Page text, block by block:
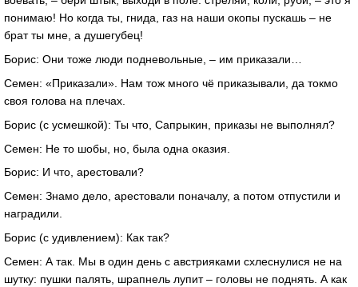
понимаю! Но когда ты, гнида, газ на наши окопы пускашь – не
брат ты мне, а душегубец!
Борис: Они тоже люди подневольные, – им приказали…
Семен: «Приказали». Нам тож много чё приказывали, да токмо
своя голова на плечах.
Борис (с усмешкой): Ты что, Сапрыкин, приказы не выполнял?
Семен: Не то шобы, но, была одна оказия.
Борис: И что, арестовали?
Семен: Знамо дело, арестовали поначалу, а потом отпустили и
наградили.
Борис (с удивлением): Как так?
Семен: А так. Мы в один день с австрияками схлеснулися не на
шутку: пушки палять, шрапнель лупит – головы не поднять. А как